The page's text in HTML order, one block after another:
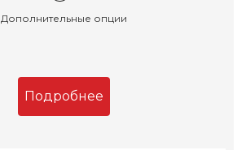
Дополнительные опции
Подробнее